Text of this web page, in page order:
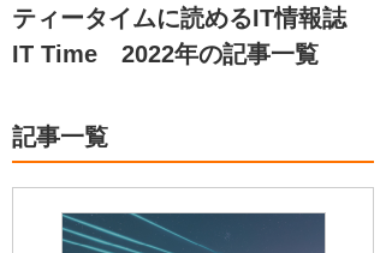
ティータイムに読めるIT情報誌
IT Time 2022年の記事一覧
記事一覧